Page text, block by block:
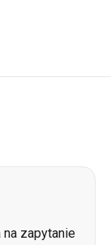
na zapytanie